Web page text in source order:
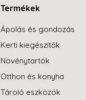
Termékek
Ápolás és gondozás
Kerti kiegészítők
Növénytartók
Otthon és konyha
Tároló eszközök